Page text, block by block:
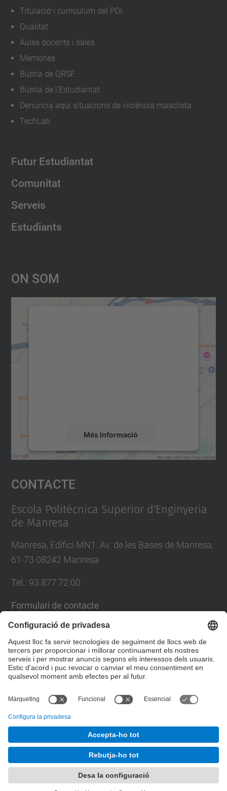
Titulació i currículum del PDI
Qualitat
Aules docents i sales
Memòries
Bústia de QRSF
Bústia de l'Estudiantat
Denuncia aquí situacions de violència masclista
TechLab
Futur Estudiantat
Comunitat
Serveis
Estudiants
On Som
Més Informació
Accepta
powered by
Contacte
Escola Politècnica Superior d'Enginyeria
de Manresa
Manresa, Edifici MN1. Av. de les Bases de Manresa,
61-73 08242 Manresa
Tel.: 93 877 72 00
Formulari de contacte
Llista Xarxes Socials
© UPCEscola Politècnica Superior d'Enginyeria de
Desenvolupat amb